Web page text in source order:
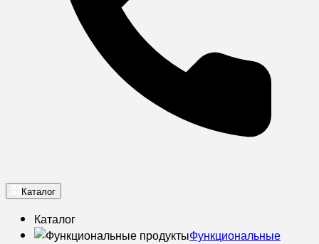
Каталог
Каталог
Функциональные